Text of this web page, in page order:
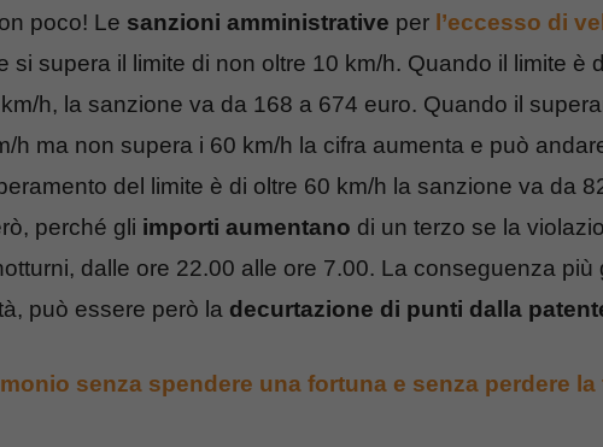
poco! Le sanzioni amministrative per l’eccesso di
si supera il limite di non oltre 10 km/h. Quando il limite è
h, la sanzione va da 168 a 674 euro. Quando il
h ma non supera i 60 km/h la cifra aumenta e può
del limite è di oltre 60 km/h la sanzione va da
perché gli importi aumentano di un terzo se la
dalle ore 22.00 alle ore 7.00. La conseguenza più
può essere però la decurtazione di punti dalla
senza spendere una fortuna e senza perdere